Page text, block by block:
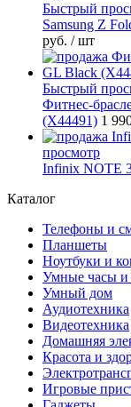
Быстрый
Samsung Z
руб. / шт
Быстрый
Фитнес-
(X44491) 1
просмотр
Infinix NOTE
Каталог
Телефоны и
Планшеты
Ноутбуки и
Умные часы и
Умный дом
Аудиотехника
Видеотехника
Домашняя
Красота и
Игровые